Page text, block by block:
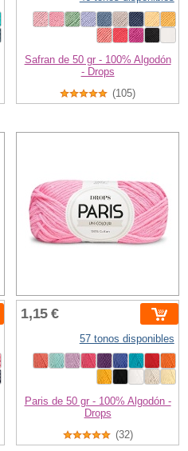
Safran de 50 gr - 100% Algodón
- Drops
(105)
1,15 €
57 tonos disponibles
Paris de 50 gr - 100% Algodón -
Drops
(32)